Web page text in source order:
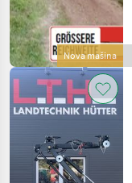
Nova mašina